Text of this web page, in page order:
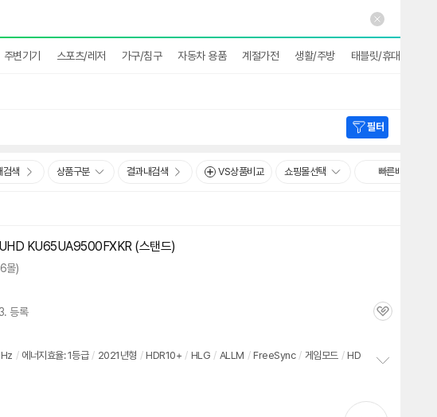
주변기기 스포츠/레저 가구/침구 자동차 용품 계절가전 생활/주방 태블릿/휴대폰
필터
검색 상품구분 결과내검색 VS상품비교 쇼핑몰선택 빠른배송
KU65UA9500FXKR (스탠드)
몰)
등록
관
/ 에너지효율: 1등급 / 2021년형 / HDR10+ / HLG / ALLM / FreeSync / 게임모드 / HD